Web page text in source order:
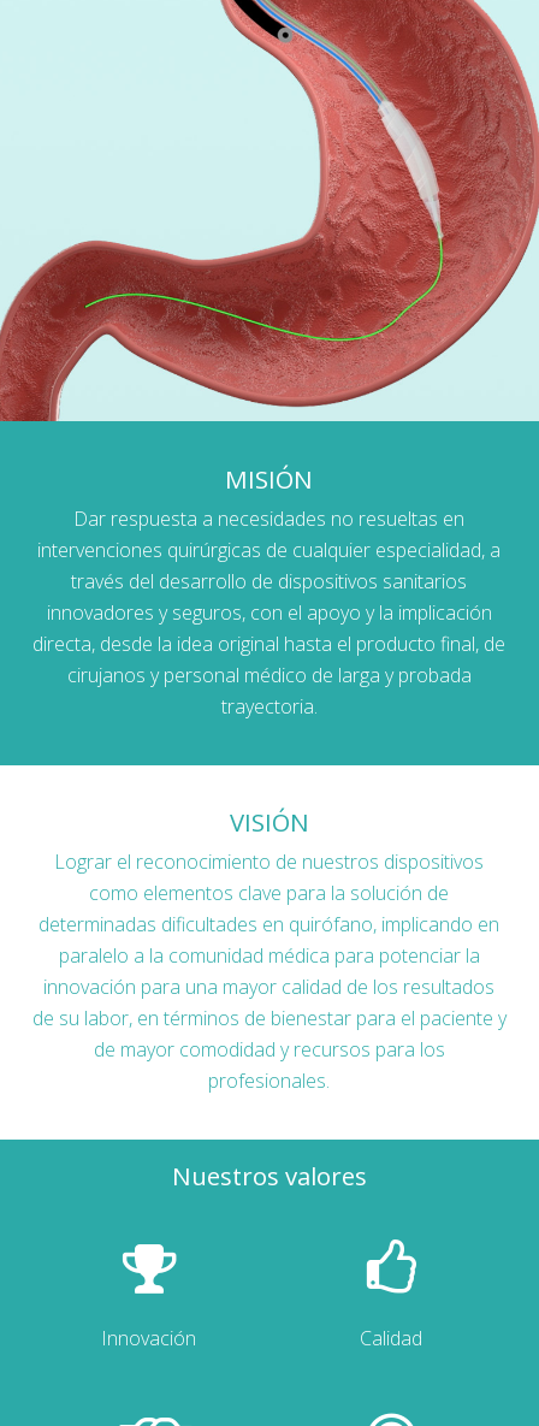
MISIÓN
Dar respuesta a necesidades no resueltas en
intervenciones quirúrgicas de cualquier especialidad, a
través del desarrollo de dispositivos sanitarios
innovadores y seguros, con el apoyo y la implicación
directa, desde la idea original hasta el producto final, de
cirujanos y personal médico de larga y probada
trayectoria.
VISIÓN
Lograr el reconocimiento de nuestros dispositivos
como elementos clave para la solución de
determinadas dificultades en quirófano, implicando en
paralelo a la comunidad médica para potenciar la
innovación para una mayor calidad de los resultados
de su labor, en términos de bienestar para el paciente y
de mayor comodidad y recursos para los
profesionales.
Nuestros valores
Innovación Calidad